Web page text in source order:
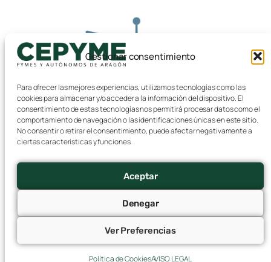
Gestionar consentimiento
Para ofrecer las mejores experiencias, utilizamos tecnologías como las
cookies para almacenar y/o acceder a la información del dispositivo. El
consentimiento de estas tecnologías nos permitirá procesar datos como el
comportamiento de navegación o las identificaciones únicas en este sitio.
No consentir o retirar el consentimiento, puede afectar negativamente a
ciertas características y funciones.
Aceptar
Denegar
Ver Preferencias
Política de CookiesAVISO LEGAL
La Seguridad Social amplía a seis días el